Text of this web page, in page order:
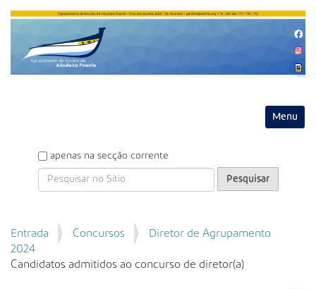
Toggle
P
e
i
a
apenas na secção corrente
P
e
s
Entrada Concursos
Diretor de Agrupamento
2024
Candidatos admitidos ao concurso de diretor(a)